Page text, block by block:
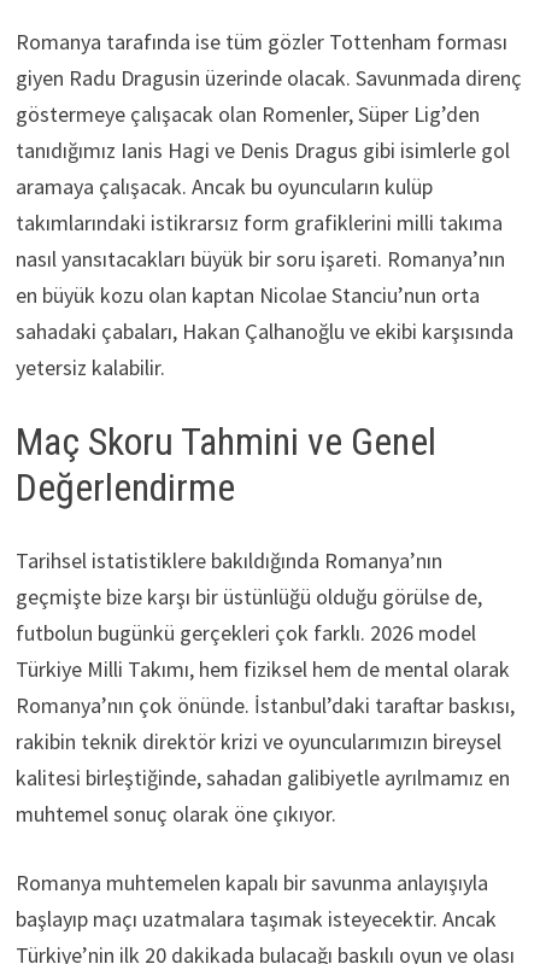
Romanya tarafında ise tüm gözler Tottenham forması
giyen Radu Dragusin üzerinde olacak. Savunmada direnç
göstermeye çalışacak olan Romenler, Süper Lig’den
tanıdığımız Ianis Hagi ve Denis Dragus gibi isimlerle gol
aramaya çalışacak. Ancak bu oyuncuların kulüp
takımlarındaki istikrarsız form grafiklerini milli takıma
nasıl yansıtacakları büyük bir soru işareti. Romanya’nın
en büyük kozu olan kaptan Nicolae Stanciu’nun orta
sahadaki çabaları, Hakan Çalhanoğlu ve ekibi karşısında
yetersiz kalabilir.
Maç Skoru Tahmini ve Genel
Değerlendirme
Tarihsel istatistiklere bakıldığında Romanya’nın
geçmişte bize karşı bir üstünlüğü olduğu görülse de,
futbolun bugünkü gerçekleri çok farklı. 2026 model
Türkiye Milli Takımı, hem fiziksel hem de mental olarak
Romanya’nın çok önünde. İstanbul’daki taraftar baskısı,
rakibin teknik direktör krizi ve oyuncularımızın bireysel
kalitesi birleştiğinde, sahadan galibiyetle ayrılmamız en
muhtemel sonuç olarak öne çıkıyor.
Romanya muhtemelen kapalı bir savunma anlayışıyla
başlayıp maçı uzatmalara taşımak isteyecektir. Ancak
Türkiye’nin ilk 20 dakikada bulacağı baskılı oyun ve olası